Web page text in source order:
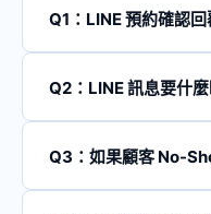
Q1：LINE 預約確認
希望幫助台灣的預約制
Q2：LINE 訊息要什
立即發送 - **前一天提
Q3：如果顧客 No-